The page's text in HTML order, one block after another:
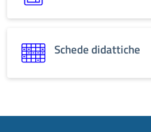
Schede didattiche